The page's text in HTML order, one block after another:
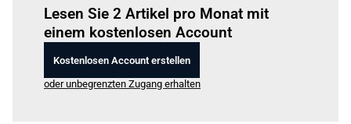
Lesen Sie 2 Artikel pro Monat mit
einem kostenlosen Account
Kostenlosen Account erstellen
oder unbegrenzten Zugang erhalten